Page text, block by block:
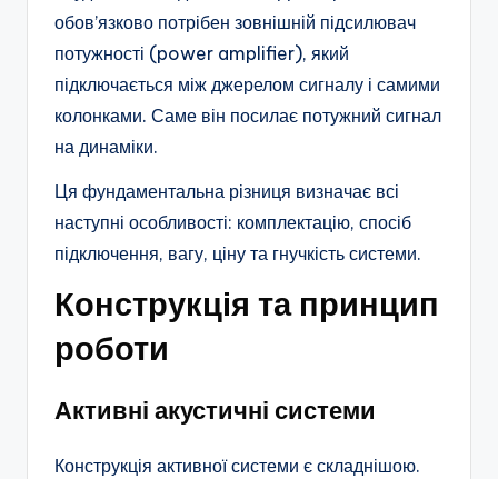
обов’язково потрібен зовнішній підсилювач
потужності (power amplifier), який
підключається між джерелом сигналу і самими
колонками. Саме він посилає потужний сигнал
на динаміки.
Ця фундаментальна різниця визначає всі
наступні особливості: комплектацію, спосіб
підключення, вагу, ціну та гнучкість системи.
Конструкція та принцип
роботи
Активні акустичні системи
Конструкція активної системи є складнішою.